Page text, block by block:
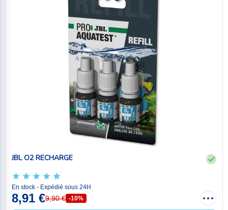
JBL O2 RECHARGE
En stock - Expédié sous 24H
8,91 €9,90 € -10%